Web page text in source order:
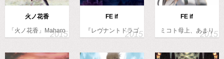
火ノ花香
「火ノ花香」Maharo
様楽曲…
FE if
『レヴナントドラゴ
ンのおさんぽ…
FE if
ミコト母上、あまり
にも若々しい…